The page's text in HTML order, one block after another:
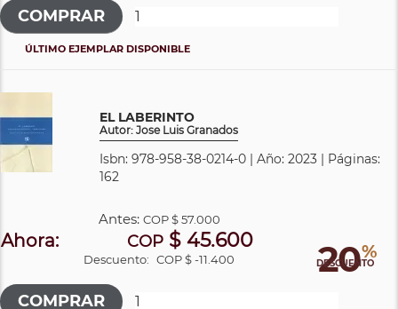
ÚLTIMO EJEMPLAR DISPONIBLE
EL LABERINTO
Autor: Jose Luis Granados
Isbn: 978-958-38-0214-0 | Año: 2023 | Páginas:
162
20%
DESCUENTO
Antes: COP$ 57.000
Ahora: COP $ 45.600
Descuento: COP $ -11.400